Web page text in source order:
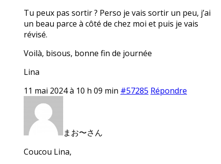
Tu peux pas sortir ? Perso je vais sortir un peu, j’ai
un beau parce à côté de chez moi et puis je vais
révisé.
Voilà, bisous, bonne fin de journée
Lina
11 mai 2024 à 10 h 09 min #57285 Répondre
まお〜さん
Coucou Lina,